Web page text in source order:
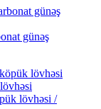
günəş
lövhəsi /